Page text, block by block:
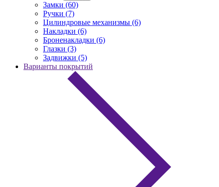
Замки (60)
Ручки (7)
Цилиндровые механизмы (6)
Накладки (6)
Броненакладки (6)
Глазки (3)
Задвижки (5)
Варианты покрытий